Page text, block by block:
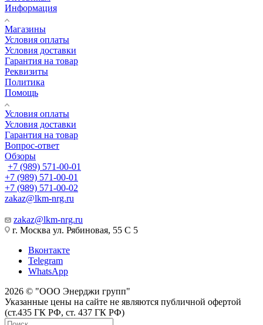
Информация
Магазины
Условия оплаты
Условия доставки
Гарантия на товар
Реквизиты
Политика
Помощь
Условия оплаты
Условия доставки
Гарантия на товар
Вопрос-ответ
Обзоры
+7 (989) 571-00-01
+7 (989) 571-00-01
+7 (989) 571-00-02
zakaz@lkm-nrg.ru
zakaz@lkm-nrg.ru
г. Москва ул. Рябиновая, 55 С 5
Вконтакте
Telegram
WhatsApp
2026 © "ООО Энерджи групп"
Указанные цены на сайте не являются публичной офертой
(ст.435 ГК РФ, cт. 437 ГК РФ)